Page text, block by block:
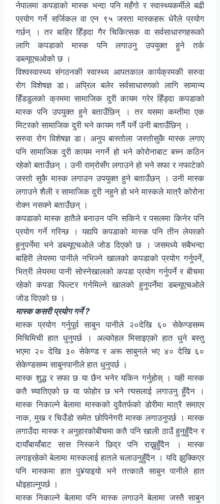
नेपालमा कपडाको मास्क भन्दा पनि महँगो र स्वास्थ्यकर्मीले बढी
प्रयोग गर्ने सर्जिकल वा एन ९५ जस्ता मास्कहरू धेरैले प्रयोग
गर्छन् । तर बाहिर हिँड्दा गैर चिकित्सक वा सर्वसाधारणहरूको
लागि कपडाको मास्क पनि लगाउनु उपयुक्त हुने तर्क
डब्ल्यूएचओको छ ।
विश्वस्वास्थ्य संगठनकी स्वास्थ्य आपतकाल कार्यक्रमकी सरुवा
रोग विशेषज्ञ डा। अप्रिल बलेर सर्वसाधारणको लागि सामान्य
हिँडडुलको क्रममा सामाजिक दुरी कायम गरेर हिँड्दा कपडाको
मास्क पनि उपयुक्त हुने बताउँछिन् । तर यसमा कम्तीमा एक
मिटरको सामाजिक दुरी भने कायम गर्नै पर्ने उनी बताउँछिन् ।
सरुवा रोग विशेषज्ञ डा। अनुप बास्तोला जस्तोसुकै मास्क लगाए
पनि सामाजिक दुरी कायम नगर्ने हो भने कोरोनाबाट बच्न कठिन
रहेको बताउँछन् । उनी राम्रोसँग लगाउने हो भने सफा र नफाटेको
जस्तो सुकै मास्क लगाउन उपयुक्त हुने बताउँछन् । उनी मास्क
लगाउने शैली र सामाजिक दुरी नहुने हो भने मास्कले मात्रै कोरोना
रोक्न नसक्ने बताउँछन् ।
कपडाको मास्क हातैले बनाउन पनि सकिने र पसलमा किनेर पनि
प्रयोग गर्ने गरिन्छ । यद्यपि कपडाको मास्क पनि तीन लेयरको
हुनुपर्नेमा भने डब्ल्यूएचओले जोड दिएको छ । जसमध्ये सबैभन्दा
बाहिरी लेयरमा पानीले नभिज्ने खालको कपडाको प्रयोग गर्नुपर्ने,
भित्री लेयरमा पानी सोस्नेखालको कपडा प्रयोग गर्नुपर्ने र बीचमा
रहेको कपडा फिल्टर गर्नमिल्ने खालको हुनुपर्नेमा डब्ल्यूएचओले
जोड दिएको छ ।
मास्क कसरी प्रयोग गर्ने ?
मास्क प्रयोग गर्नुपूर्व साबुन पानीले २०देखि ६० सेकेण्डसम्म
मिचिमिची हात धुनुपर्छ । अल्कोहल मिसाइएको हात धुने बस्तु
भएमा २० देखि ३० सेकेण्ड र अरू साबुनले भए ४० देखि ६०
सेकेण्डसम्म साबुनपानीले हात धुनुपर्छ ।
मास्क शुद्ध र सफा छ या छैन भनेर यकिन गर्नुहोस् । यही मास्क
कतै च्यातिएको छ या फोहोर छ भने त्यसलाई लगाउनु हुँदैन ।
मास्क निकाल्ने बेलामा मास्कको दुवैतर्फको डोरीमा मात्रै समाएर
नाक, मुख र चिउँडो समेत छोपिनेगरी मास्क लगाउनुपर्छ । मास्क
लगाउँदा मास्क र अनुहारकोबीचमा कतै पनि खाली ठाउँ हुनुहुँदैन र
दायाँबायाँबाट सास निस्कने छिद्र पनि राख्नुहुँदैन । मास्क
लगाइरहेको बेलामा मास्कलाई हातले चलाउनुहुँदैन । यदि झुक्किएर
पनि मास्कमा हात पु¥याइयो भने तत्कालै साबुन पानीले हात
धोइहाल्नुपर्छ ।
मास्क निकाल्ने बेलामा पनि मास्क लगाउने बेलामा जस्तै साबुन